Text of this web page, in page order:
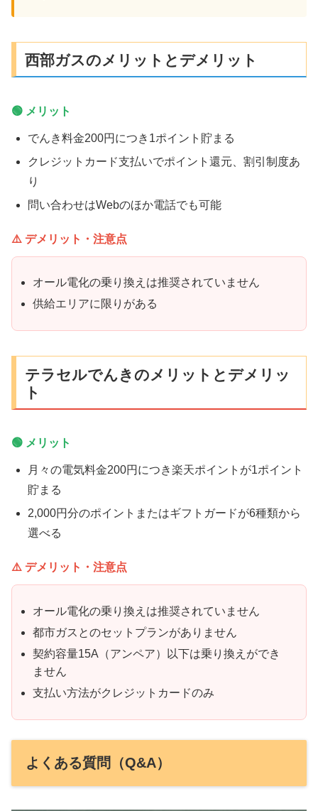
西部ガスのメリットとデメリット
🟢 メリット
でんき料金200円につき1ポイント貯まる
クレジットカード支払いでポイント還元、割引制度あ
り
問い合わせはWebのほか電話でも可能
⚠️ デメリット・注意点
オール電化の乗り換えは推奨されていません
供給エリアに限りがある
テラセルでんきのメリットとデメリッ
ト
🟢 メリット
月々の電気料金200円につき楽天ポイントが1ポイント
貯まる
2,000円分のポイントまたはギフトガードが6種類から
選べる
⚠️ デメリット・注意点
オール電化の乗り換えは推奨されていません
都市ガスとのセットプランがありません
契約容量15A（アンペア）以下は乗り換えができ
ません
支払い方法がクレジットカードのみ
よくある質問（Q&A）